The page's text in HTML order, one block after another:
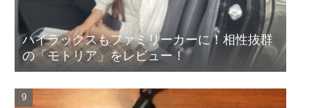
ハイラックスもファミリーカーに！相性抜群
の「モトリア」をレビュー！